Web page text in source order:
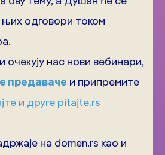
одговори током
нас нови вебинари,
предаваче и припремите
и друге pitajte.rs
на domen.rs као и